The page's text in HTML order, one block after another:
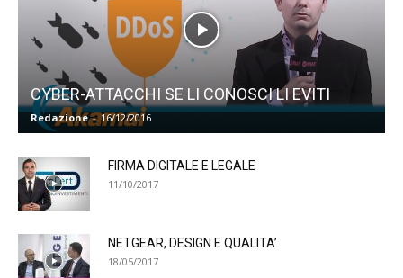
CYBER-ATTACCHI SE LI CONOSCI LI EVITI
Redazione - 16/12/2016
FIRMA DIGITALE E LEGALE
11/10/2017
NETGEAR, DESIGN E QUALITA’
18/05/2017